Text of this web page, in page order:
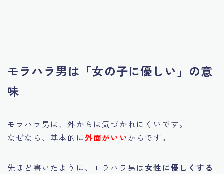
モラハラ男は「女の子に優しい」の意
味
モラハラ男は、外からは気づかれにくいです。
なぜなら、基本的に外面がいいからです。
先ほど書いたように、モラハラ男は女性に優しくする